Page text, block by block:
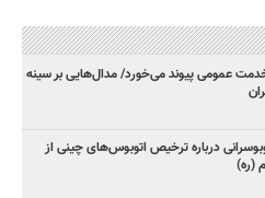
خدمت عمومی پیوند می‌خورد/ مدال‌هایی بر سینه
درباره ترخیص اتوبوس‌های چینی از
(ره)